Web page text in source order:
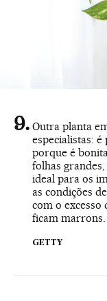
Outra planta
especialistas:
porque é
folhas
ideal para os
as condições
com o excesso
ficam marrons.
GETTY